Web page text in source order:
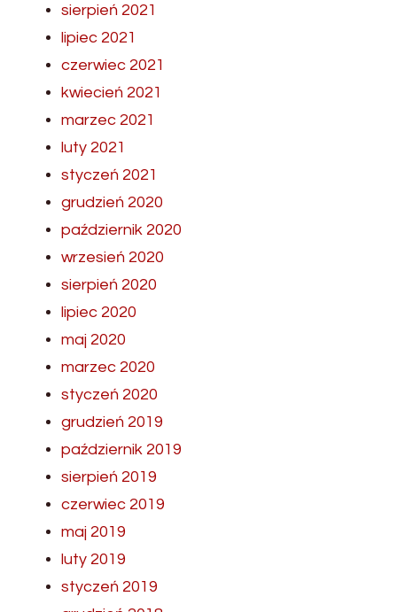
sierpień 2021
lipiec 2021
czerwiec 2021
kwiecień 2021
marzec 2021
luty 2021
styczeń 2021
grudzień 2020
październik 2020
wrzesień 2020
sierpień 2020
lipiec 2020
maj 2020
marzec 2020
styczeń 2020
grudzień 2019
październik 2019
sierpień 2019
czerwiec 2019
maj 2019
luty 2019
styczeń 2019